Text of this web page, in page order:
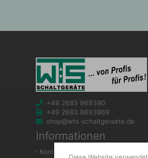
+49 2683 969380
+49 2683 9693869
shop@wts-schaltgeraete.de
Informationen
∙ Kontakt